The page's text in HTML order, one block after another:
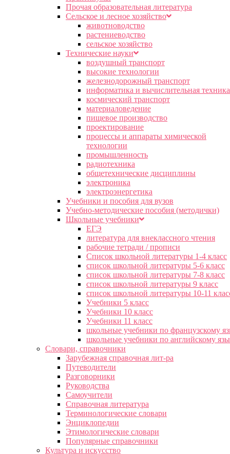
Прочая образовательная литература
Сельское и лесное хозяйство
животноводство
растениеводство
сельское хозяйство
Технические науки
воздушный транспорт
высокие технологии
железнодорожный транспорт
информатика и вычислительная техника
космический транспорт
материаловедение
пищевое производство
проектирование
процессы и аппараты химической
технологии
промышленность
радиотехника
общетехнические дисциплины
электроника
электроэнергетика
Учебники и пособия для вузов
Учебно-методические пособия (методички)
Школьные учебники
ЕГЭ
литература для внеклассного чтения
рабочие тетради / прописи
Список школьной литературы 1-4 класс
список школьной литературы 5-6 класс
список школьной литературы 7-8 класс
список школьной литературы 9 класс
список школьной литературы 10-11
Учебники 5 класс
Учебники 10 класс
Учебники 11 класс
школьные учебники по французскому
школьные учебники по английскому
Словари, справочники
Зарубежная справочная лит-ра
Путеводители
Разговорники
Руководства
Самоучители
Справочная литература
Терминологические словари
Энциклопедии
Этимологические словари
Популярные справочники
Культура и искусство